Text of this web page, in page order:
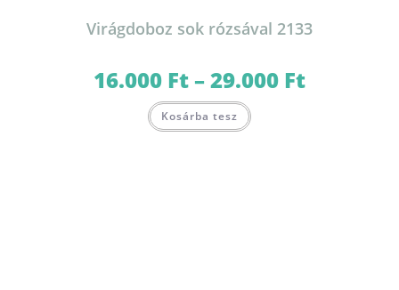
Virágdoboz sok rózsával 2133
16.000 Ft–29.000 Ft16.000 Ft
Kosárba tesz a